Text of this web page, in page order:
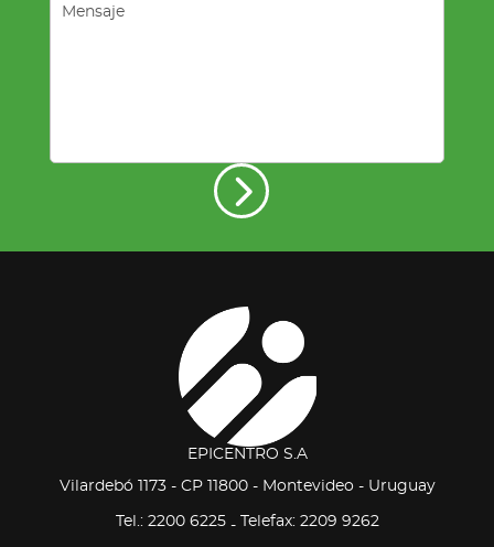
EPICENTRO S.A
Vilardebó 1173 - CP 11800 - Montevideo - Uruguay
Tel.: 2200 6225- Telefax: 2209 9262